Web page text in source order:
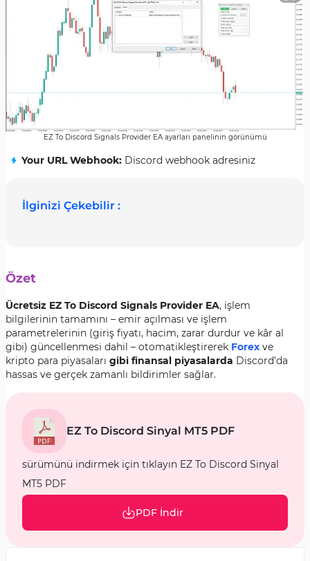
EZ To Discord Signals Provider EA ayarları panelinin görünümü
Your URL Webhook: Discord webhook adresiniz
İlginizi Çekebilir :
Özet
Ücretsiz EZ To Discord Signals Provider EA, işlem
bilgilerinin tamamını – emir açılması ve işlem
parametrelerinin (giriş fiyatı, hacim, zarar durdur ve kâr al
gibi) güncellenmesi dahil – otomatikleştirerek Forex ve
kripto para piyasaları gibi finansal piyasalarda Discord’da
hassas ve gerçek zamanlı bildirimler sağlar.
EZ To Discord Sinyal MT5 PDF
sürümünü indirmek için tıklayın EZ To Discord Sinyal
MT5 PDF
PDF İndir